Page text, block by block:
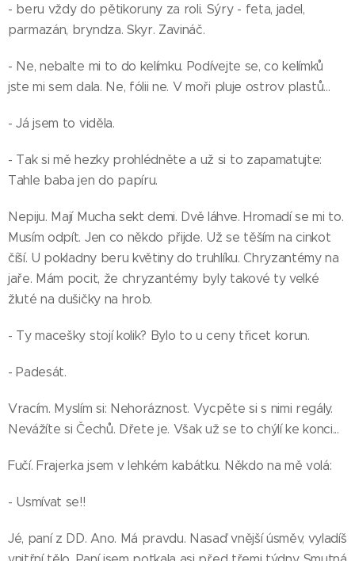
- beru vždy do pětikoruny za roli. Sýry - feta, jadel,
parmazán, bryndza. Skyr. Zavináč.
- Ne, nebalte mi to do kelímku. Podívejte se, co kelímků
jste mi sem dala. Ne, fólii ne. V moři pluje ostrov plastů...
- Já jsem to viděla.
- Tak si mě hezky prohlédněte a už si to zapamatujte:
Tahle baba jen do papíru.
Nepiju. Mají Mucha sekt demi. Dvě láhve. Hromadí se mi to.
Musím odpít. Jen co někdo přijde. Už se těším na cinkot
číší. U pokladny beru květiny do truhlíku. Chryzantémy na
jaře. Mám pocit, že chryzantémy byly takové ty velké
žluté na dušičky na hrob.
- Ty macešky stojí kolik? Bylo to u ceny třicet korun.
- Padesát.
Vracím. Myslím si: Nehoráznost. Vycpěte si s nimi regály.
Nevážíte si Čechů. Dřete je. Však už se to chýlí ke konci...
Fučí. Frajerka jsem v lehkém kabátku. Někdo na mě volá:
- Usmívat se!!
Jé, paní z DD. Ano. Má pravdu. Nasaď vnější úsměv, vyladíš